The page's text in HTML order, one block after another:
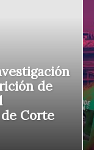
de
Corte